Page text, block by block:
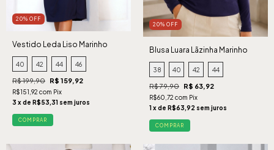
20% OFF
Vestido Leda Liso Marinho
40 42 44 46
R$ 199,90 R$ 159,92
R$151,92 com Pix
3 x de R$53,31 sem juros
COMPRAR
20% OFF
Blusa Luara Lãzinha Marinho
38 40 42 44
R$ 79,90 R$ 63,92
R$60,72 com Pix
1 x de R$63,92 sem juros
COMPRAR